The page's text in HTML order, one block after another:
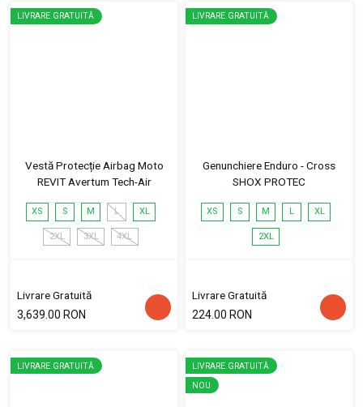
LIVRARE GRATUITĂ
Vestă Protecție Airbag Moto
REVIT Avertum Tech-Air
XS S M L XL
2XL 3XL 4XL
Livrare Gratuită
3,639.00 RON
LIVRARE GRATUITĂ
Genunchiere Enduro - Cross
SHOX PROTEC
XS S M L XL
2XL
Livrare Gratuită
224.00 RON
LIVRARE GRATUITĂ
LIVRARE GRATUITĂ
NOU